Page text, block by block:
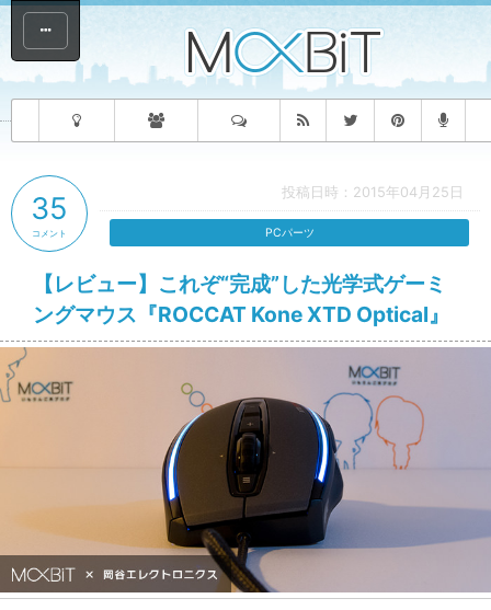
投稿日時：2015年04月25日
【レビュー】これぞ“完成”した光学式ゲーミ
ングマウス『ROCCAT Kone XTD Optical』
35
コメント PCパーツ